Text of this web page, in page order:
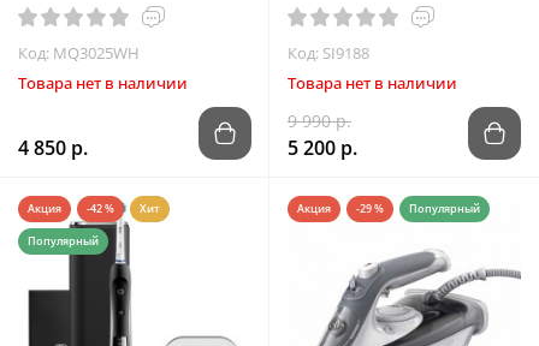
Код: MQ3025WH
Товара нет в наличии
4 850 р.
Код: SI9188
Товара нет в наличии
9 990 р.
5 200 р.
Акция -42 % Хит
Популярный
Акция -29 % Популярный